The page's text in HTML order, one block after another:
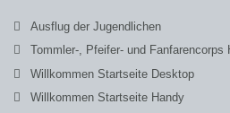
Ausflug der Jugendlichen
Tommler-, Pfeifer- und Fanfarencorps
Willkommen Startseite Desktop
Willkommen Startseite Handy